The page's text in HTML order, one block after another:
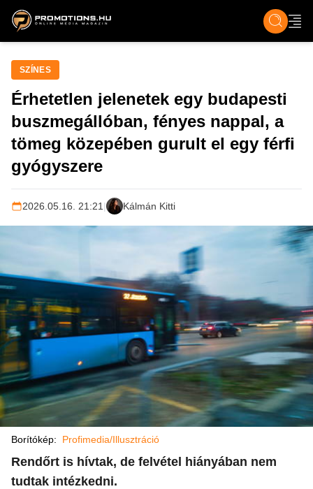
ZENE, FILM & KULT ÉLET TECH &
SZÍNES
Érhetetlen jelenetek egy budapesti
buszmegállóban, fényes nappal, a
tömeg közepében gurult el egy férfi
gyógyszere
2026.05.16. 21:21 | Kálmán Kitti
Borítókép: Profimedia/Illusztráció
Rendőrt is hívtak, de felvétel hiányában nem
tudtak intézkedni.